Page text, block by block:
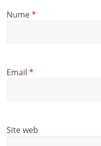
Nume*
Email*
Site web